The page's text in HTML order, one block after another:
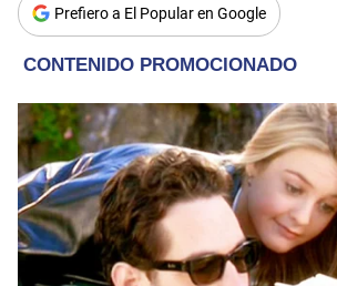
Prefiero a El Popular en Google